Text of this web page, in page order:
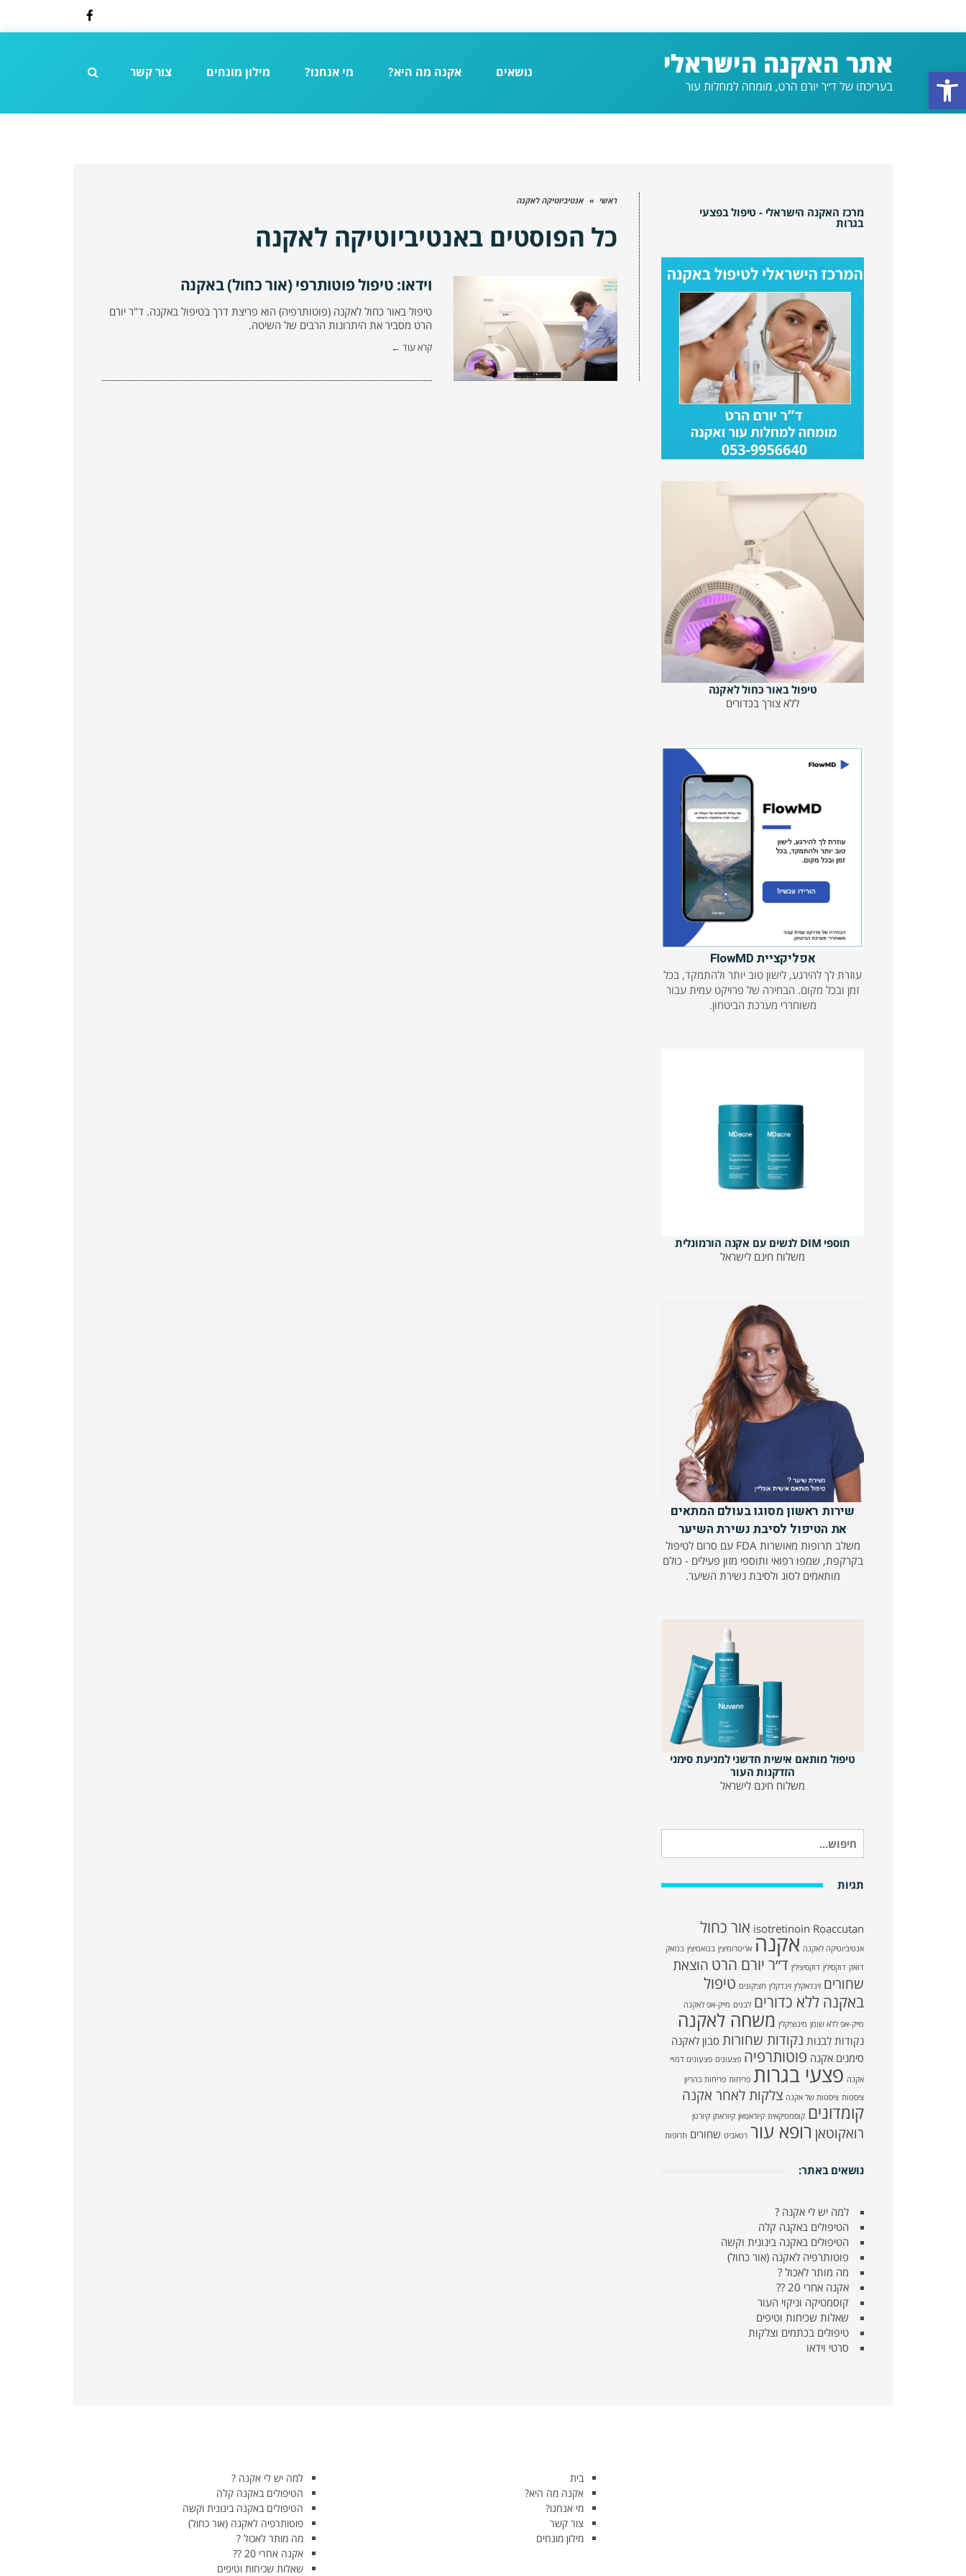
פתח סרגל נגישות
Facebook
נושאים אקנה מה היא? מי אנחנו? מילון מונחים צור קשר
ראשי » אנטיביוטיקה לאקנה
כל הפוסטים באנטיביוטיקה לאקנה
וידאו: טיפול פוטותרפי (אור כחול) באקנה
טיפול באור כחול לאקנה (פוטותרפיה) הוא פריצת דרך בטיפול באקנה. ד"ר יורם
הרט מסביר את היתרונות הרבים של השיטה.
קרא עוד ←
מרכז האקנה הישראלי - טיפול בפצעי
בגרות
טיפול באור כחול לאקנה
ללא צורך בכדורים
אפליקציית FlowMD
עוזרת לך להירגע, לישון טוב יותר ולהתמקד, בכל
זמן ובכל מקום. הבחירה של פרויקט עמית עבור
משוחררי מערכת הביטחון.
תוספי DIM לנשים עם אקנה הורמונלית
משלוח חינם לישראל
שירות ראשון מסוגו בעולם המתאים
את הטיפול לסיבת נשירת השיער
משלב תרופות מאושרות FDA עם סרום לטיפול
בקרקפת, שמפו רפואי ותוספי מזון פעילים - כולם
מותאמים לסוג ולסיבת נשירת השיער.
טיפול מותאם אישית חדשני למניעת סימני
הזדקנות העור
משלוח חינם לישראל
עבור:
תגיות
isotretinoin Roaccutan אור כחול
אנטיביוטיקה לאקנה אקנה אריטרומיצין בנזאמיצין בנזאק
דואק דוקסילין דוקסיצילין ד״ר יורם הרט הוצאת
שחורים זינדאקלין זינדקלין חצ׳קונים טיפול
באקנה ללא כדורים לבנים מייק-אפ לאקנה
מייק-אפ ללא שומן מינוציקלין משחה לאקנה
נקודות לבנות נקודות שחורות סבון לאקנה
סימנים אקנה פוטותרפיה פצעונים פצעונים דמויי
אקנה פצעי בגרות פריחות פריחות בהריון
ציסטות ציסטות של אקנה צלקות לאחר אקנה
קומדונים קוסמטיקאית קיוראטאן קיוראתן קיורטן
רואקוטאן רופא עור רטאביט שחורים תרופות
נושאים באתר:
למה יש לי אקנה ?
הטיפולים באקנה קלה
הטיפולים באקנה בינונית וקשה
פוטותרפיה לאקנה (אור כחול)
מה מותר לאכול ?
אקנה אחרי 20 ??
קוסמטיקה וניקוי העור
שאלות שכיחות וטיפים
טיפולים בכתמים וצלקות
סרטי וידאו
בית
אקנה מה היא?
מי אנחנו?
צור קשר
מילון מונחים
למה יש לי אקנה ?
הטיפולים באקנה קלה
הטיפולים באקנה בינונית וקשה
פוטותרפיה לאקנה (אור כחול)
מה מותר לאכול ?
אקנה אחרי 20 ??
שאלות שכיחות וטיפים